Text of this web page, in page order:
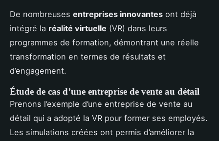
De nombreuses entreprises innovantes ont déjà
intégré la réalité virtuelle (VR) dans leurs
programmes de formation, démontrant une réelle
transformation en termes de résultats et
d’engagement.
Étude de cas d’une entreprise de vente au détail
Prenons l’exemple d’une entreprise de vente au
détail qui a adopté la VR pour former ses employés.
Les simulations créées ont permis d’améliorer la